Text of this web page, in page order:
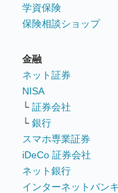
学資保険
保険相談ショップ
金融
ネット証券
NISA
└ 証券会社
└ 銀行
スマホ専業証券
iDeCo 証券会社
ネット銀行
インターネットバン